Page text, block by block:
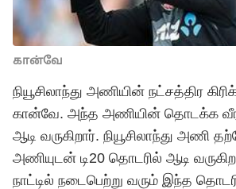
கான்வே
நியூசிலாந்து அணியின் நட்சத்திர
கான்வே. அந்த அணியின் தொடக்க
ஆடி வருகிறார். நியூசிலாந்து அணி
அணியுடன் டி20 தொடரில் ஆடி
நாட்டில் நடைபெற்று வரும் இந்த